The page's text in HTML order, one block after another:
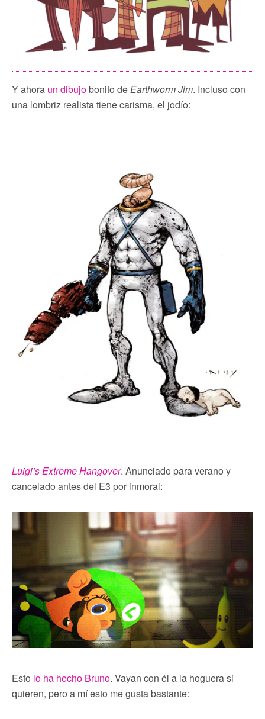
Y ahora un dibujobonito deEarthworm Jim. Incluso con
una lombriz realista tiene carisma, el jodío:
Luigi’s Extreme Hangover. Anunciado para verano y
cancelado antes del E3 por inmoral:
Esto lo ha hecho Bruno. Vayan con él a la hoguera si
quieren, pero a mí esto me gusta bastante: